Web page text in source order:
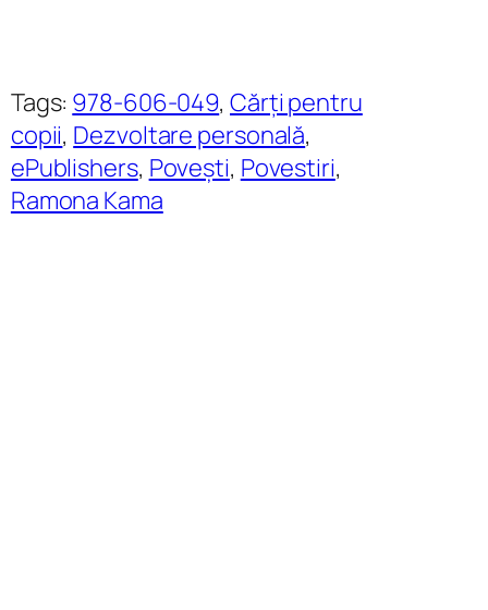
Tags: 978-606-049, Cărți pentru
copii, Dezvoltare personală
ePublishers, Povești, Povestiri
Ramona Kama